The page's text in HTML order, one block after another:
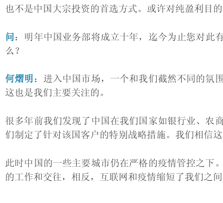
也不是中国大宗投资的首选方式。或许对纯盈利目
问：明年中国业务部将成立十年，迄今为止您对此
么？
何熠明 ：进入中国市场，一个和我们截然不同的氛
这也是我们主要关注的。
很多年前我们发现了中国在我们国家如银行业、农
们制定了针对该国客户的特别战略措施。我们相信
此时中国的一些主要城市仍在严格的疫情管控之下
的工作和交往，相反，互联网和疫情缩短了我们之